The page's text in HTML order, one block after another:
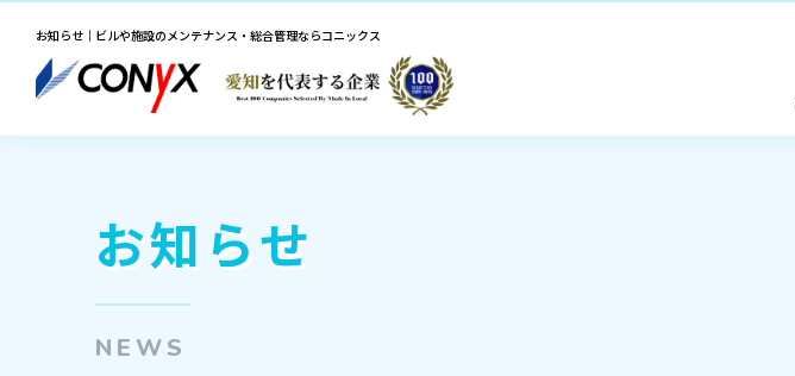
お知らせ｜ビルや施設のメンテナンス・総合管理ならコニックス
お知らせ
NEWS